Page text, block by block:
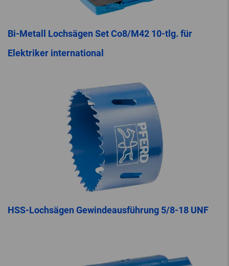
Bi-Metall Lochsägen Set Co8/M42 10-tlg. für
Elektriker international
HSS-Lochsägen Gewindeausführung 5/8-18 UNF